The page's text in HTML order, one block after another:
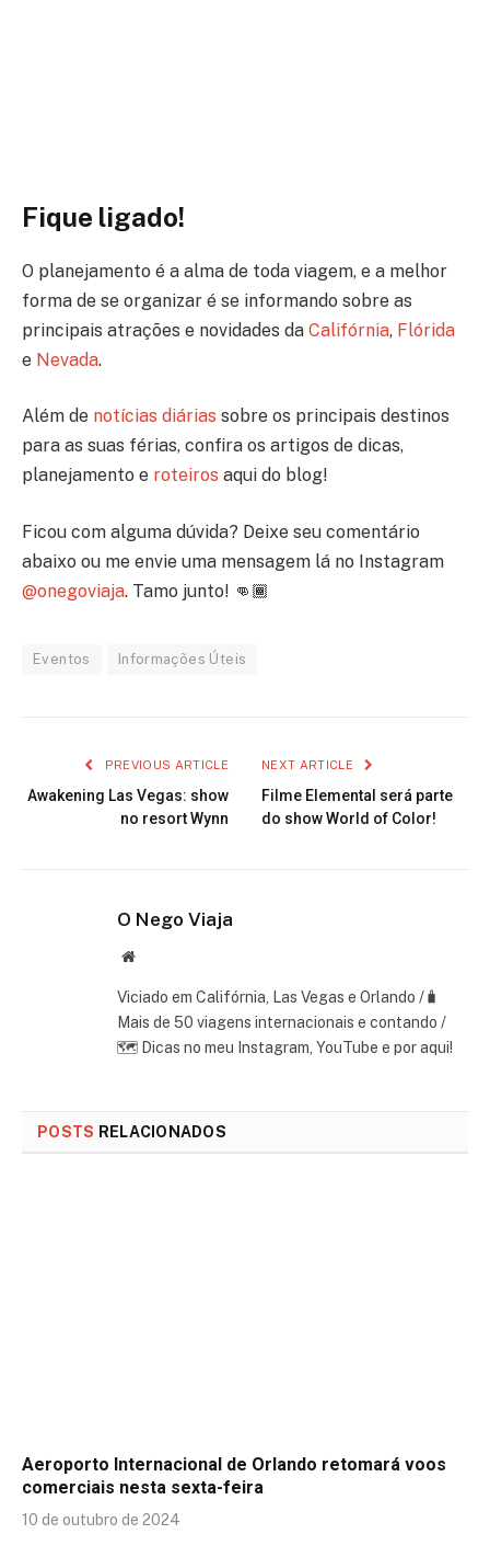
Fique ligado!
O planejamento é a alma de toda viagem, e a melhor
forma de se organizar é se informando sobre as
principais atrações e novidades da Califórnia, Flórida
e Nevada.
Além de notícias diárias sobre os principais destinos
para as suas férias, confira os artigos de dicas,
planejamento e roteiros aqui do blog!
Ficou com alguma dúvida? Deixe seu comentário
abaixo ou me envie uma mensagem lá no Instagram
@onegoviaja. Tamo junto! 👊🏾
Eventos Informações Úteis
PREVIOUS ARTICLE
Awakening Las Vegas: show
no resort Wynn
NEXT ARTICLE
Filme Elemental será parte
do show World of Color!
O Nego Viaja
Website
Viciado em Califórnia, Las Vegas e Orlando /🧳
Mais de 50 viagens internacionais e contando /
🗺 Dicas no meu Instagram, YouTube e por aqui!
POSTS RELACIONADOS
Aeroporto Internacional de Orlando retomará voos
comerciais nesta sexta-feira
10 de outubro de 2024